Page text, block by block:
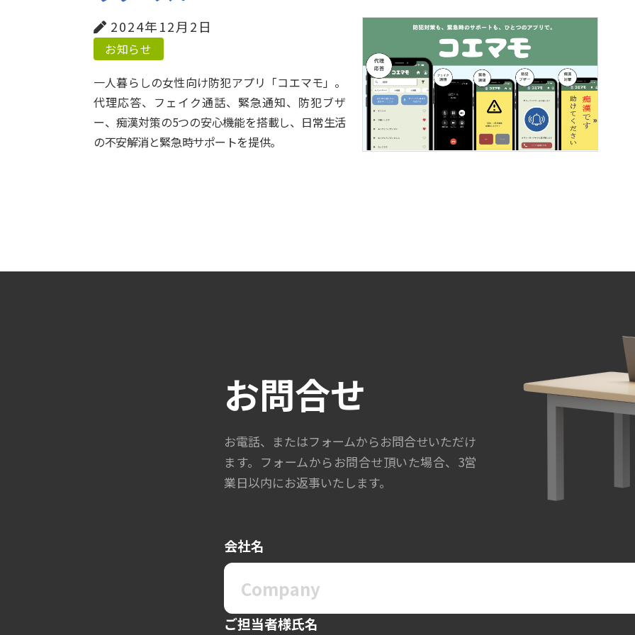
2024年12月2日
お知らせ
一人暮らしの女性向け防犯アプリ「コエマモ」。
代理応答、フェイク通話、緊急通知、防犯ブザ
ー、痴漢対策の5つの安心機能を搭載し、日常生活
の不安解消と緊急時サポートを提供。
お問合せ
お電話、またはフォームからお問合せいただけ
ます。フォームからお問合せ頂いた場合、3営
業日以内にお返事いたします。
会社名
ご担当者様氏名